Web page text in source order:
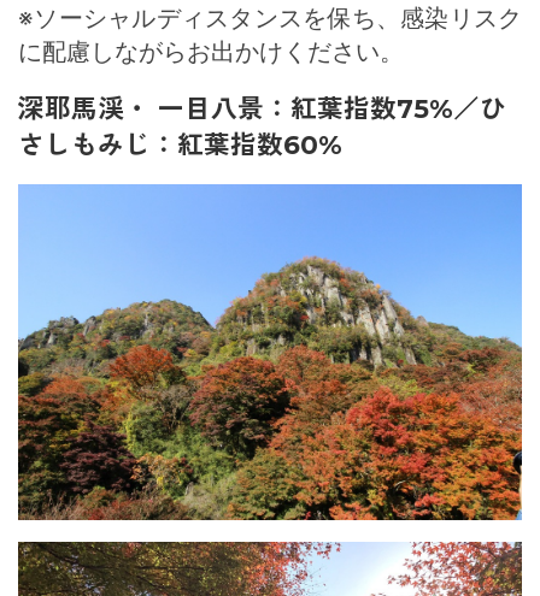
※ソーシャルディスタンスを保ち、感染リスク
に配慮しながらお出かけください。
深耶馬渓・ 一目八景：紅葉指数75%／ひ
さしもみじ：紅葉指数60%